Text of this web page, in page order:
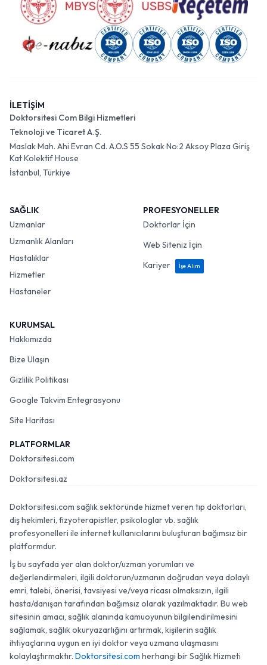
İLETİŞİM
Doktorsitesi Com Bilgi Hizmetleri
Teknoloji ve Ticaret A.Ş.
Maslak Mah. Ahi Evran Cd. A.O.S 55 Sokak No:2 Aksoy Plaza Giriş
Kat Kolektif House
İstanbul, Türkiye
SAĞLIK
Uzmanlar
Uzmanlık Alanları
Hastalıklar
Hizmetler
Hastaneler
PROFESYONELLER
Doktorlar İçin
Web Siteniz İçin
Kariyer
İşe Alım
KURUMSAL
Hakkımızda
Bize Ulaşın
Gizlilik Politikası
Google Takvim Entegrasyonu
Site Haritası
PLATFORMLAR
Doktorsitesi.com
Doktorsitesi.az
Doktorsitesi.com sağlık sektöründe hizmet veren tıp doktorları,
diş hekimleri, fizyoterapistler, psikologlar vb. sağlık
profesyonelleri ile internet kullanıcılarını buluşturan bağımsız bir
platformdur.
İş bu sayfada yer alan doktor/uzman yorumları ve
değerlendirmeleri, ilgili doktorun/uzmanın doğrudan veya dolaylı
emri, talebi, önerisi, tavsiyesi ve/veya ricası olmaksızın, ilgili
hasta/danışan tarafından bağımsız olarak yazılmaktadır. Bu web
sitesinin amacı, sağlık alanında kamuoyunun bilgilendirilmesini
sağlamak, sağlık okuryazarlığını artırmak, kişilerin sağlık
ihtiyaçlarına uygun en iyi doktor veya uzmana ulaşmasını
kolaylaştırmaktır. Doktorsitesi.com herhangi bir Sağlık Hizmeti